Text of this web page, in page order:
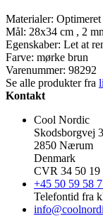
Materialer:
Mål: 28x34 cm , 2
Egenskaber: Let at
Farve: mørke brun
Varenummer: 98292
Se alle produkter fra
Kontakt
Cool Nordic
Skodsborgvej
2850 Nærum
Denmark
CVR 34 50 19
+45 50 59 58
Telefontid fra